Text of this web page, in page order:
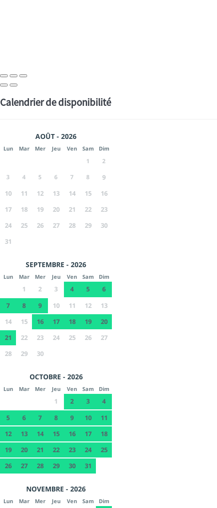
Calendrier de disponibilité
AOÛT - 2026
Lun Mar Mer Jeu Ven Sam Dim
1
2
3
4 5 6 7 8
9
10
11 12 13 14 15
16
17
18 19 20 21 22
23
24
25 26 27 28 29
30
31
SEPTEMBRE - 2026
Lun Mar Mer Jeu Ven Sam Dim
1 2 3 4 5
6
7
8 9 10 11 12
13
14
15 16 17 18 19
20
21
22 23 24 25 26
27
28
29 30
OCTOBRE - 2026
Lun Mar Mer Jeu Ven Sam Dim
1 2 3
4
5
6 7 8 9 10
11
12
13 14 15 16 17
18
19
20 21 22 23 24
25
26
27 28 29 30 31
NOVEMBRE - 2026
Lun Mar Mer Jeu Ven Sam Dim